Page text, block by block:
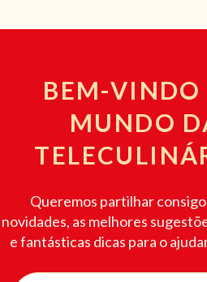
BEM-VINDO
MUNDO
Queremos partilhar
novidades, as melhores
e fantásticas dicas para o